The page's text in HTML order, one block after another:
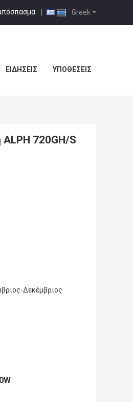
Greek
|
ΕΙΔΉΣΕΙΣ ΥΠΟΘΈΣΕΙΣ
720GH/S
Δεκέμβριος